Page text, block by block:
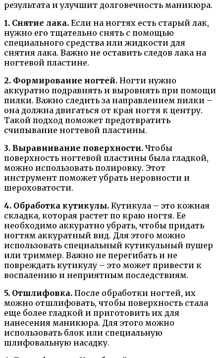
результата и улучшит долговечность маникюра.
1. Снятие лака. Если на ногтях есть старый лак,
нужно его тщательно снять с помощью
специального средства или жидкости для
снятия лака. Важно не оставить следов лака на
ногтевой пластине.
2. Формирование ногтей. Ногти нужно
аккуратно подравнять и выровнять при помощи
пилки. Важно следить за направлением пилки –
она должна двигаться от края ногтя к центру.
Такой подход поможет предотвратить
счипывание ногтевой пластины.
3. Выравнивание поверхности. Чтобы
поверхность ногтевой пластины была гладкой,
можно использовать полировку. Этот
инструмент поможет убрать неровности и
шероховатости.
4. Обработка кутикулы. Кутикула – это кожная
складка, которая растет по краю ногтя. Ее
необходимо аккуратно убрать, чтобы придать
ногтям аккуратный вид. Для этого можно
использовать специальный кутикульный пушер
или триммер. Важно не перегибать и не
повреждать кутикулу – это может привести к
воспалению и неприятным последствиям.
5. Отшлифовка. После обработки ногтей, их
можно отшлифовать, чтобы поверхность стала
еще более гладкой и приготовить их для
нанесения маникюра. Для этого можно
использовать блок или специальную
шлифовальную насадку.